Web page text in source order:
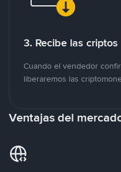
3. Recibe las criptos
Cuando el vendedor
liberaremos las
Ventajas del